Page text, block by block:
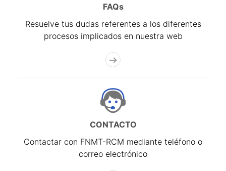
FAQs
Resuelve tus dudas referentes a los diferentes
procesos implicados en nuestra web
CONTACTO
Contactar con FNMT-RCM mediante teléfono o
correo electrónico